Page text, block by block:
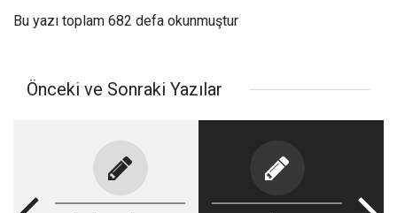
Bu yazı toplam 682 defa okunmuştur
Önceki ve Sonraki Yazılar